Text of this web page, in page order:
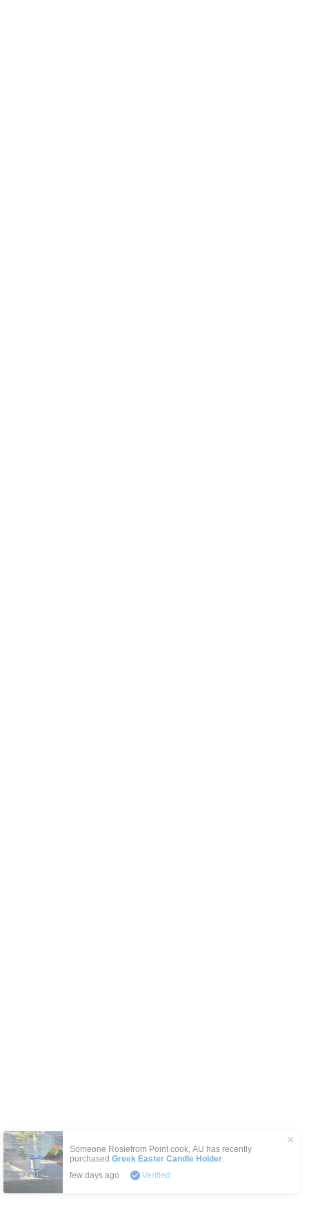
Someone RosiefromPoint cook ,AU has recently
purchasedGreek Easter Candle Holder
few days ago
Verified